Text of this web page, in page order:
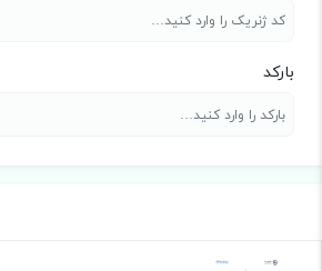
بارکد